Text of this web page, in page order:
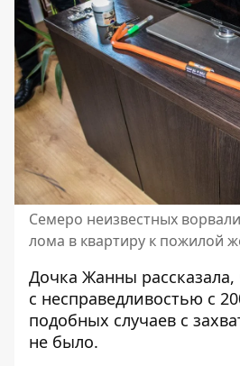
Семеро неизвестных
лома в квартиру к пожилой
Дочка Жанны
с несправедливостью с
подобных случаев с
не было.